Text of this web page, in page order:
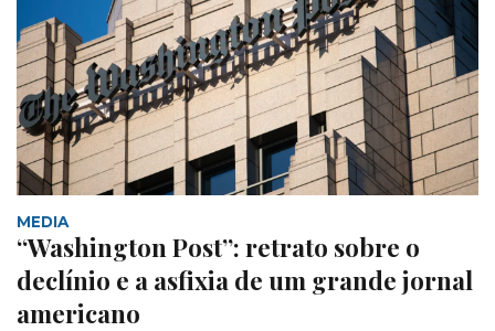
MEDIA
“Washington Post”: retrato sobre o
declínio e a asfixia de um grande jornal
americano